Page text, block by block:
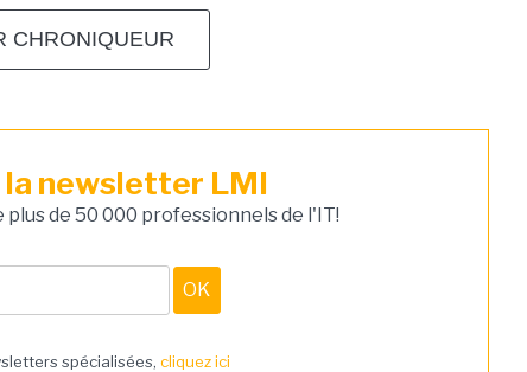
CHRONIQUEUR
la newsletter LMI
de 50 000 professionnels de l'IT!
spécialisées, cliquez ici